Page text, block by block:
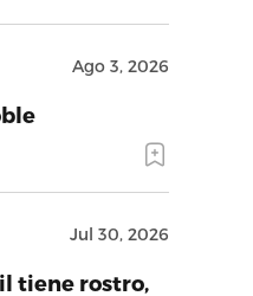
Ago 3, 2026
Jul 30, 2026
tiene rostro,